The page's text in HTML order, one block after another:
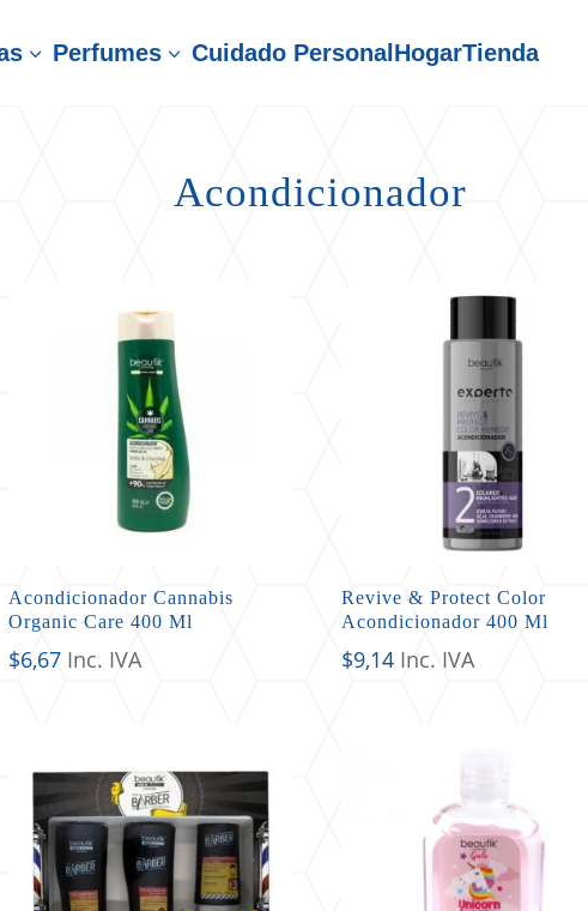
3 Perfumes3 Cuidado PersonalHogarTienda
Acondicionador
Acondicionador Cannabis
Organic Care 400 Ml
$6,67 Inc. IVA
Revive & Protect Color
Acondicionador 400 Ml
$9,14 Inc. IVA